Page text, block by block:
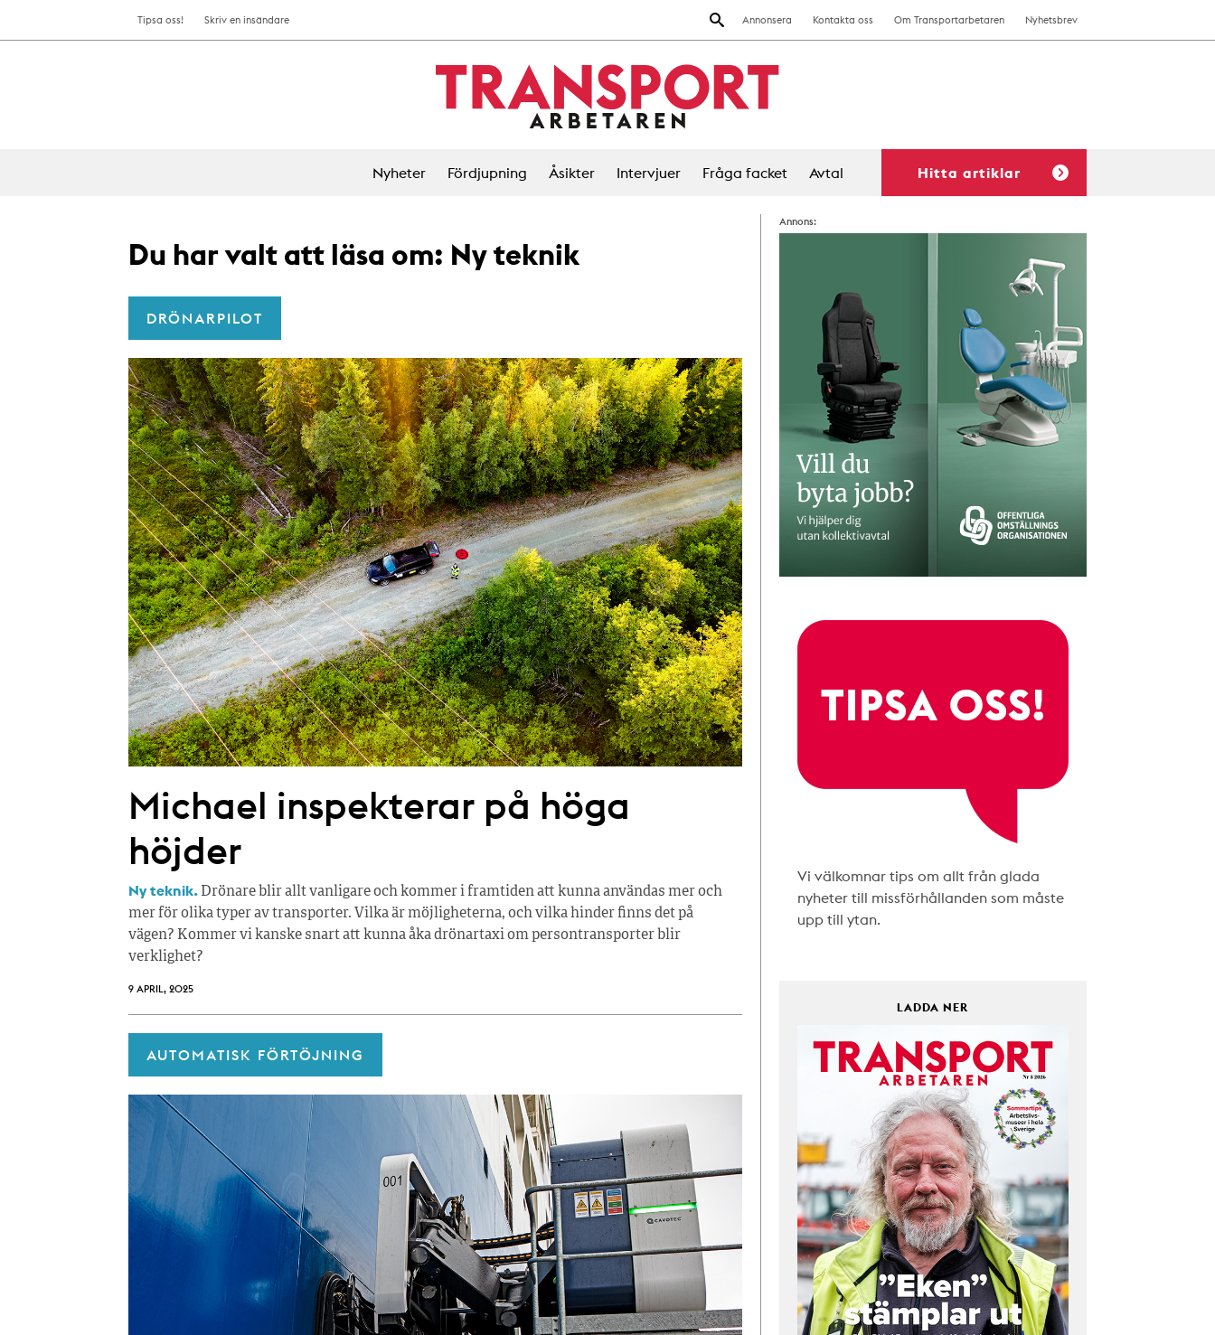
Annonsera Kontakta oss Om Transportarbetaren Nyhetsbrev
Tipsa oss! Skriv en insändare
Nyheter Fördjupning Åsikter Intervjuer Fråga facket Avtal Hitta artiklar
Du har valt att läsa om: Ny teknik
DRÖNARPILOT
Michael inspekterar på höga
höjder
Ny teknik. Drönare blir allt vanligare och kommer i framtiden att kunna användas mer och
mer för olika typer av transporter. Vilka är möjligheterna, och vilka hinder finns det på
vägen? Kommer vi kanske snart att kunna åka drönartaxi om persontransporter blir
verklighet?
9 APRIL, 2025
AUTOMATISK FÖRTÖJNING
Annons:
Vi välkomnar tips om allt från glada
nyheter till missförhållanden som måste
upp till ytan.
LADDA NER